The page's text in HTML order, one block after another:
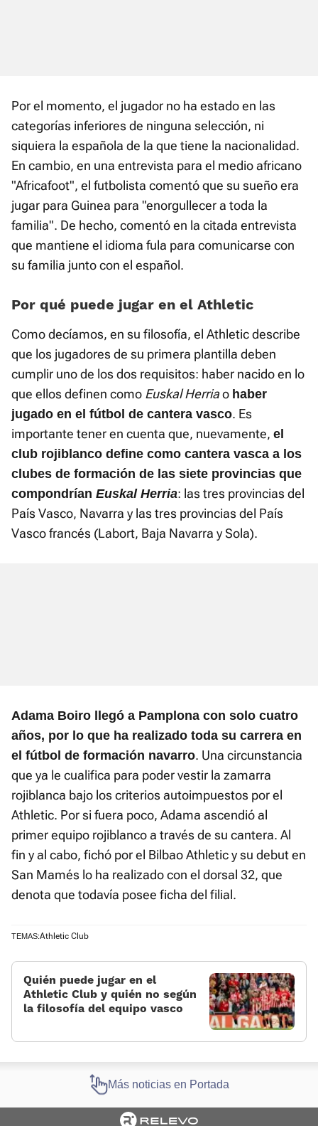
Por el momento, el jugador no ha estado en las
categorías inferiores de ninguna selección, ni
siquiera la española de la que tiene la nacionalidad.
En cambio, en una entrevista para el medio africano
"Africafoot", el futbolista comentó que su sueño era
jugar para Guinea para "enorgullecer a toda la
familia". De hecho, comentó en la citada entrevista
que mantiene el idioma fula para comunicarse con
su familia junto con el español.
Por qué puede jugar en el Athletic
Como decíamos, en su filosofía, el Athletic describe
que los jugadores de su primera plantilla deben
cumplir uno de los dos requisitos: haber nacido en lo
que ellos definen como Euskal Herriao haber
jugado en el fútbol de cantera vasco. Es
importante tener en cuenta que, nuevamente, el
club rojiblanco define como cantera vasca a los
clubes de formación de las siete provincias que
compondrían Euskal Herria: las tres provincias del
País Vasco, Navarra y las tres provincias del País
Vasco francés (Labort, Baja Navarra y Sola).
Adama Boiro llegó a Pamplona con solo cuatro
años, por lo que ha realizado toda su carrera en
el fútbol de formación navarro. Una circunstancia
que ya le cualifica para poder vestir la zamarra
rojiblanca bajo los criterios autoimpuestos por el
Athletic. Por si fuera poco, Adama ascendió al
primer equipo rojiblanco a través de su cantera. Al
fin y al cabo, fichó por el Bilbao Athletic y su debut en
San Mamés lo ha realizado con el dorsal 32, que
denota que todavía posee ficha del filial.
TEMAS:Athletic Club
Quién puede jugar en el
Athletic Club y quién no según
la filosofía del equipo vasco
Más noticias en Portada